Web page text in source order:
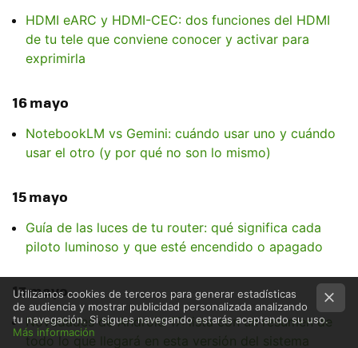
HDMI eARC y HDMI-CEC: dos funciones del HDMI
de tu tele que conviene conocer y activar para
exprimirla
16 mayo
NotebookLM vs Gemini: cuándo usar uno y cuándo
usar el otro (y por qué no son lo mismo)
15 mayo
Guía de las luces de tu router: qué significa cada
piloto luminoso y que esté encendido o apagado
13 mayo
Novedades de Android 17: lista con un resumen de
todo lo que llegará en esta versión del sistema
Utilizamos cookies de terceros para generar estadísticas
de audiencia y mostrar publicidad personalizada analizando
tu navegación. Si sigues navegando estarás aceptando su uso.
Más información